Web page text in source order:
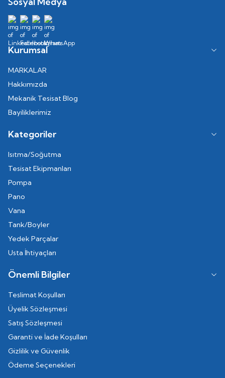
Kurumsal
MARKALAR
Hakkımızda
Mekanik Tesisat Blog
Bayiliklerimiz
Kategoriler
Isıtma/Soğutma
Tesisat Ekipmanları
Pompa
Pano
Vana
Tank/Boyler
Yedek Parçalar
Usta İhtiyaçları
Önemli Bilgiler
Teslimat Koşulları
Üyelik Sözleşmesi
Satış Sözleşmesi
Garanti ve İade Koşulları
Gizlilik ve Güvenlik
Ödeme Seçenekleri